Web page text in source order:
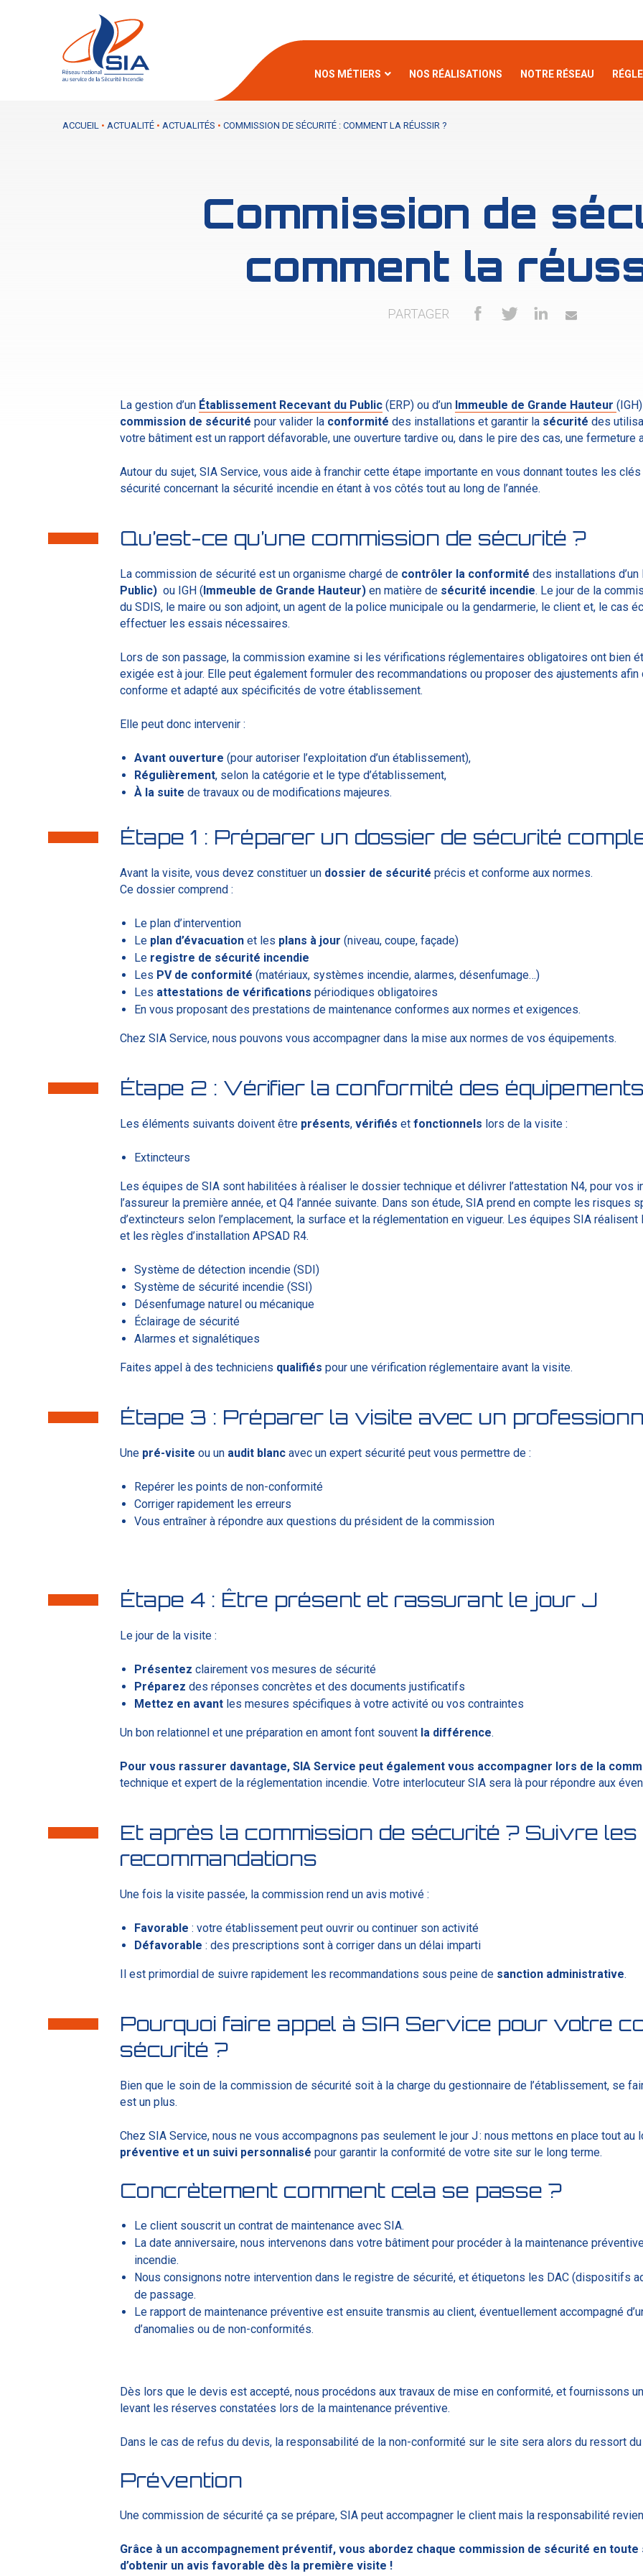
NOS MÉTIERS NOS RÉALISATIONS NOTRE RÉSEAU
ACCUEIL • ACTUALITÉ • ACTUALITÉS • COMMISSION DE SÉCURITÉ : COMMENT LA RÉUSSIR ?
Commission de
comment la
PARTAGER
La gestion d’un Établissement Recevant du Public (ERP) ou d’un Immeuble de Grande Hauteur
commission de sécurité pour valider la conformité des installations et garantir la sécurité des
votre bâtiment est un rapport défavorable, une ouverture tardive ou, dans le pire des cas, une fermeture
Autour du sujet, SIA Service, vous aide à franchir cette étape importante en vous donnant toutes les
sécurité concernant la sécurité incendie en étant à vos côtés tout au long de l’année.
Qu’est-ce qu’une commission de sécurité ?
La commission de sécurité est un organisme chargé de contrôler la conformité des installations d’un
Public) ou IGH (Immeuble de Grande Hauteur) en matière de sécurité incendie. Le jour de la
du SDIS, le maire ou son adjoint, un agent de la police municipale ou la gendarmerie, le client et, le cas
effectuer les essais nécessaires.
Lors de son passage, la commission examine si les vérifications réglementaires obligatoires ont bien
exigée est à jour. Elle peut également formuler des recommandations ou proposer des ajustements afin
conforme et adapté aux spécificités de votre établissement.
Elle peut donc intervenir :
Avant ouverture (pour autoriser l’exploitation d’un établissement),
Régulièrement, selon la catégorie et le type d’établissement,
À la suite de travaux ou de modifications majeures.
Étape 1 : Préparer un dossier de sécurité
Avant la visite, vous devez constituer un dossier de sécurité précis et conforme aux normes.
Ce dossier comprend :
Le plan d’intervention
Le plan d’évacuation et les plans à jour (niveau, coupe, façade)
Le registre de sécurité incendie
Les PV de conformité (matériaux, systèmes incendie, alarmes, désenfumage…)
Les attestations de vérifications périodiques obligatoires
En vous proposant des prestations de maintenance conformes aux normes et exigences.
Chez SIA Service, nous pouvons vous accompagner dans la mise aux normes de vos équipements.
Étape 2 : Vérifier la conformité des
Les éléments suivants doivent être présents, vérifiés et fonctionnels lors de la visite :
Extincteurs
Les équipes de SIA sont habilitées à réaliser le dossier technique et délivrer l’attestation N4, pour vos
l’assureur la première année, et Q4 l’année suivante. Dans son étude, SIA prend en compte les
d’extincteurs selon l’emplacement, la surface et la réglementation en vigueur. Les équipes SIA
et les règles d’installation APSAD R4.
Système de détection incendie (SDI)
Système de sécurité incendie (SSI)
Désenfumage naturel ou mécanique
Éclairage de sécurité
Alarmes et signalétiques
Faites appel à des techniciens qualifiés pour une vérification réglementaire avant la visite.
Étape 3 : Préparer la visite avec un
Une pré-visite ou un audit blanc avec un expert sécurité peut vous permettre de :
Repérer les points de non-conformité
Corriger rapidement les erreurs
Vous entraîner à répondre aux questions du président de la commission
Étape 4 : Être présent et rassurant le jour J
Le jour de la visite :
Présentez clairement vos mesures de sécurité
Préparez des réponses concrètes et des documents justificatifs
Mettez en avant les mesures spécifiques à votre activité ou vos contraintes
Un bon relationnel et une préparation en amont font souvent la différence.
Pour vous rassurer davantage, SIA Service peut également vous accompagner lors de la
technique et expert de la réglementation incendie. Votre interlocuteur SIA sera là pour répondre aux
Et après la commission de sécurité ? Suivre les
recommandations
Une fois la visite passée, la commission rend un avis motivé :
Favorable : votre établissement peut ouvrir ou continuer son activité
Défavorable : des prescriptions sont à corriger dans un délai imparti
Il est primordial de suivre rapidement les recommandations sous peine de sanction administrative.
Pourquoi faire appel à SIA Service pour votre
sécurité ?
Bien que le soin de la commission de sécurité soit à la charge du gestionnaire de l’établissement, se
est un plus.
Chez SIA Service, nous ne vous accompagnons pas seulement le jour J : nous mettons en place tout au
préventive et un suivi personnalisé pour garantir la conformité de votre site sur le long terme.
Concrètement comment cela se passe ?
Le client souscrit un contrat de maintenance avec SIA.
La date anniversaire, nous intervenons dans votre bâtiment pour procéder à la maintenance
incendie.
Nous consignons notre intervention dans le registre de sécurité, et étiquetons les DAC (dispositifs
de passage.
Le rapport de maintenance préventive est ensuite transmis au client, éventuellement accompagné
d’anomalies ou de non-conformités.
Dès lors que le devis est accepté, nous procédons aux travaux de mise en conformité, et fournissons
levant les réserves constatées lors de la maintenance préventive.
Dans le cas de refus du devis, la responsabilité de la non-conformité sur le site sera alors du ressort
Prévention
Une commission de sécurité ça se prépare, SIA peut accompagner le client mais la responsabilité
Grâce à un accompagnement préventif, vous abordez chaque commission de sécurité en
d’obtenir un avis favorable dès la première visite !